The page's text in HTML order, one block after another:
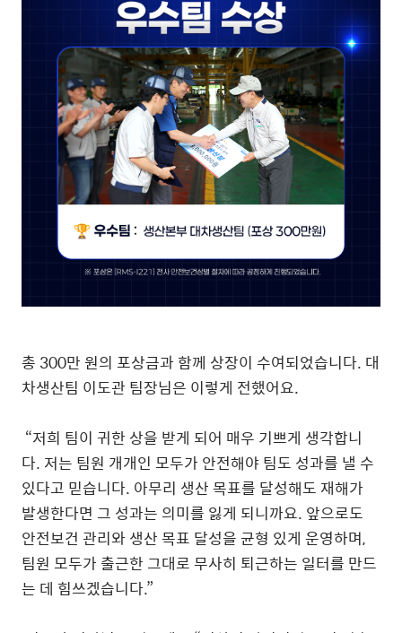
총 300만 원의 포상금과 함께 상장이 수여되었습니다. 대
차생산팀 이도관 팀장님은 이렇게 전했어요.
“저희 팀이 귀한 상을 받게 되어 매우 기쁘게 생각합니
다. 저는 팀원 개개인 모두가 안전해야 팀도 성과를 낼 수
있다고 믿습니다. 아무리 생산 목표를 달성해도 재해가
발생한다면 그 성과는 의미를 잃게 되니까요. 앞으로도
안전보건 관리와 생산 목표 달성을 균형 있게 운영하며,
팀원 모두가 출근한 그대로 무사히 퇴근하는 일터를 만드
는 데 힘쓰겠습니다.”